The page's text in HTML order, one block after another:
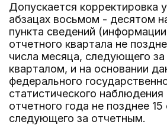
Допускается корректировка
абзацах восьмом - десятом
пункта сведений
отчетного квартала не
числа месяца, следующего
кварталом, и на основании
федерального
статистического наблюдения
отчетного года не позднее
следующего за отчетным.